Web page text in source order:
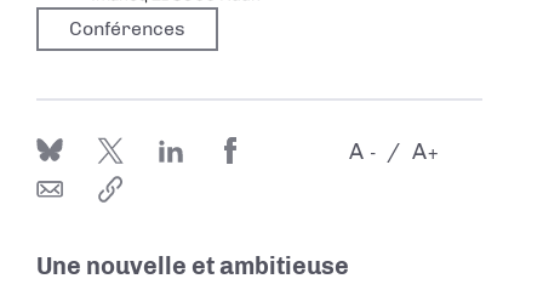
Conférences
-
A +
A
Une nouvelle et ambitieuse